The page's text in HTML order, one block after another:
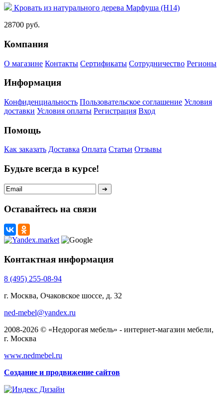
Кровать из натурального дерева Марфуша (Н14)
28700 руб.
Компания
О магазине Контакты Сертификаты Сотрудничество Регионы
Информация
Конфиденциальность Пользовательское соглашение Условия
доставки Условия оплаты Регистрация Вход
Помощь
Как заказать Доставка Оплата Статьи Отзывы
Будьте всегда в курсе!
Оставайтесь на связи
Контактная информация
8 (495) 255-08-94
г. Москва, Очаковское шоссе, д. 32
ned-mebel@yandex.ru
2008-2026 © «Недорогая мебель» - интернет-магазин мебели,
г. Москва
www.nedmebel.ru
Создание и продвижение сайтов